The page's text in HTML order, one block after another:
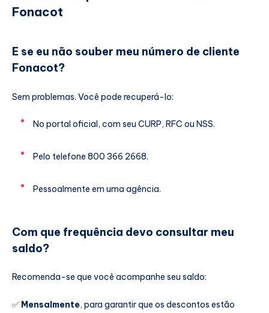
Fonacot
E se eu não souber meu número de cliente
Fonacot?
Sem problemas. Você pode recuperá-lo:
No portal oficial, com seu CURP, RFC ou NSS.
Pelo telefone 800 366 2668.
Pessoalmente em uma agência.
Com que frequência devo consultar meu
saldo?
Recomenda-se que você acompanhe seu saldo:
✅ Mensalmente, para garantir que os descontos estão